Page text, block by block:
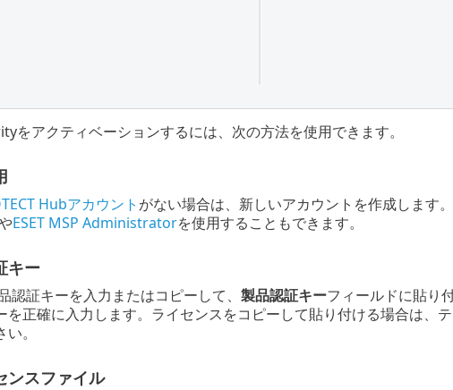
をアクティベーションするには、次の方法を使用できます。
Hubアカウント がない場合は、新しいアカウントを作成します
ESET MSP Administratorを使用することもできます。
キー
認証キーを入力またはコピーして、 製品認証キーフィールドに貼り付
を正確に入力します。ライセンスをコピーして貼り付ける場合は、
。
ンスファイル